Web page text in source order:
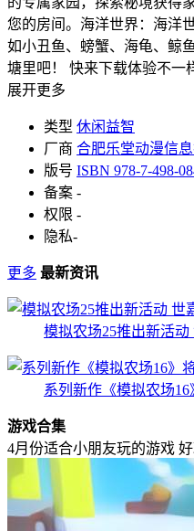
您的房间。海洋世界：海洋
如小丑鱼、螃蟹、海龟、鲸
塘里吧！ 快来下载体验不一
展开更多
类型 休闲益智
厂商 合肥乐堂动漫信
版号 ISBN 978-7-498-
备案 -
权限 -
隐私-
更多 最新资讯
模拟农场25推出新活
系列新作《模拟农场
游戏合集
4月份适合小朋友玩的游戏